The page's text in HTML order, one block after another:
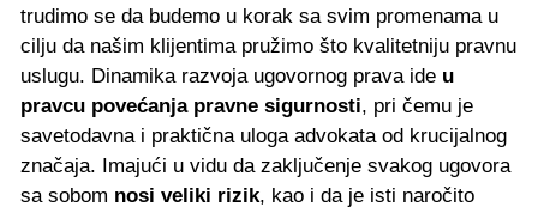
trudimo se da budemo u korak sa svim promenama u
cilju da našim klijentima pružimo što kvalitetniju pravnu
uslugu. Dinamika razvoja ugovornog prava ide u
pravcu povećanja pravne sigurnosti, pri čemu je
savetodavna i praktična uloga advokata od krucijalnog
značaja. Imajući u vidu da zaključenje svakog ugovora
sa sobom nosi veliki rizik, kao i da je isti naročito